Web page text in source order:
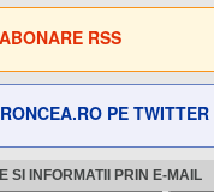
ABONARE RSS
RONCEA.RO PE TWITTER
SI INFORMATII PRIN E-MAIL